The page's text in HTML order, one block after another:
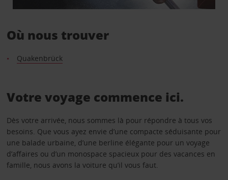
Où nous trouver
Quakenbrück
Votre voyage commence ici.
Dès votre arrivée, nous sommes là pour répondre à tous vos
besoins. Que vous ayez envie d’une compacte séduisante pour
une balade urbaine, d’une berline élégante pour un voyage
d’affaires ou d’un monospace spacieux pour des vacances en
famille, nous avons la voiture qu’il vous faut.